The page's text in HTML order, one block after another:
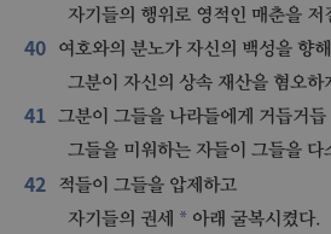
자기들의 행위로 영적인 매춘을 저
40
여호와의 분노가 자신의 백성을 향
그분이 자신의 상속 재산을 혐오하
41 그분이 그들을 나라들에게 거듭거듭
그들을 미워하는 자들이 그들을 다
42
적들이 그들을 압제하고
자기들의 권세 * 아래 굴복시켰다.